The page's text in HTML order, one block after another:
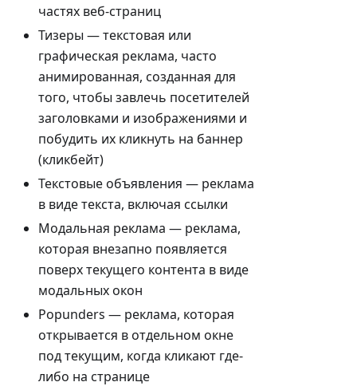
частях веб-страниц
Тизеры — текстовая или
графическая реклама, часто
анимированная, созданная для
того, чтобы завлечь посетителей
заголовками и изображениями и
побудить их кликнуть на баннер
(кликбейт)
Текстовые объявления — реклама
в виде текста, включая ссылки
Модальная реклама — реклама,
которая внезапно появляется
поверх текущего контента в виде
модальных окон
Popunders — реклама, которая
открывается в отдельном окне
под текущим, когда кликают где-
либо на странице